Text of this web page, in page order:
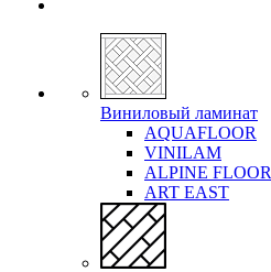
Виниловый ламинат
AQUAFLOOR
VINILAM
ALPINE FLOOR
ART EAST